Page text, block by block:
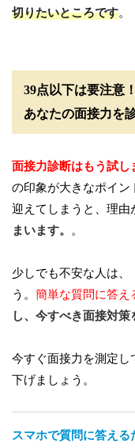
切りたいところです。
39点以下は要注意！
あなたの面接力を
面接力診断はもう試し
の印象が大きなポイ
迎えてしまうと、理由
まいます。 。
少しでも不安な人は、
う。 簡単な質問に答え
し、今すべき面接対策
今すぐ面接力を測定し
下げましょう。
スマホで質問に答える